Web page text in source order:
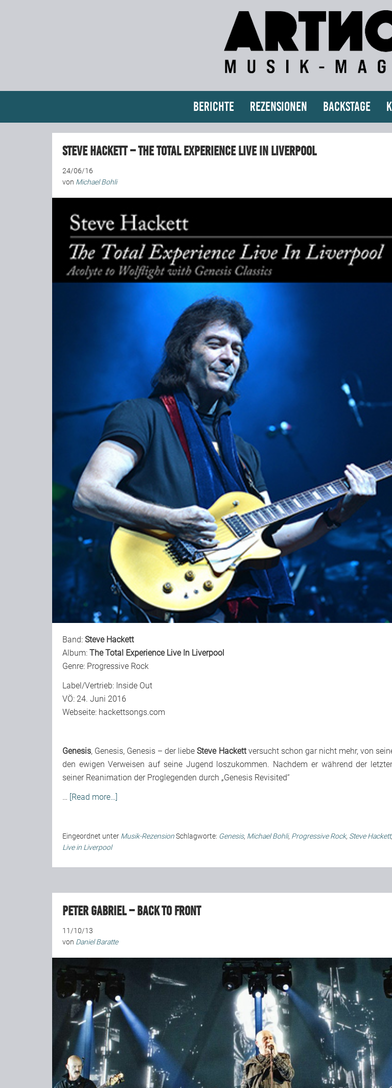
Berichte Rezensionen Backstage
Steve Hackett – The Total Experience Live In Liverpool
24/06/16
von Michael Bohli
Band: Steve Hackett
Album: The Total Experience Live In Liverpool
Genre: Progressive Rock
Label/Vertrieb: Inside Out
VÖ: 24. Juni 2016
Webseite: hackettsongs.com
Genesis, Genesis, Genesis – der liebeSteve Hackettversucht schon gar nicht mehr, von
den ewigen Verweisen auf seine Jugend loszukommen. Nachdem er während der
seiner Reanimation der Proglegenden durch „Genesis Revisited“
… [Read more…]
Eingeordnet unter Musik-RezensionSchlagworte: Genesis, Michael Bohli, Progressive Rock, Steve Hackett,
Live in Liverpool
Peter Gabriel – Back To Front
11/10/13
von Daniel Baratte